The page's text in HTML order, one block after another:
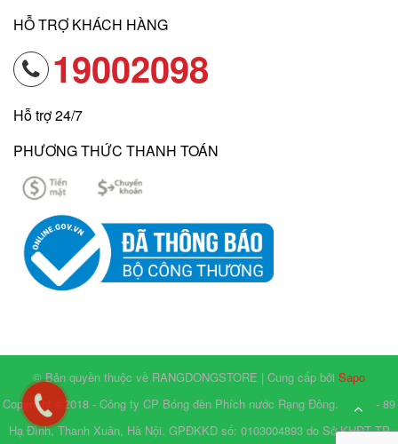
HỖ TRỢ KHÁCH HÀNG
19002098
Hỗ trợ 24/7
PHƯƠNG THỨC THANH TOÁN
© Bản quyền thuộc về RANGDONGSTORE | Cung cấp bởi Sapo
Copyright ©2018 - Công ty CP Bóng đèn Phích nước Rạng Đông. Số 87 - 89
Hạ Đình, Thanh Xuân, Hà Nội. GPĐKKD số: 0103004893 do Sở KHĐT TP